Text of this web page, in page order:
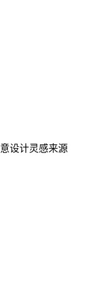
设计灵感来源